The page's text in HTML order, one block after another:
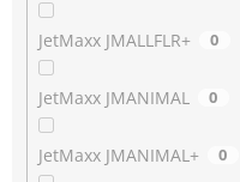
JetMaxx JMALLFLR+ 0
JetMaxx JMANIMAL 0
JetMaxx JMANIMAL+ 0